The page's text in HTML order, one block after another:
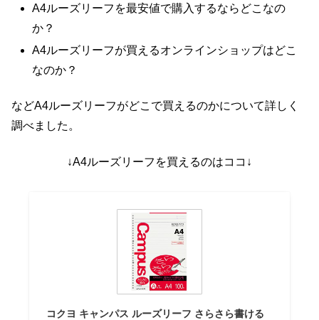
A4ルーズリーフを最安値で購入するならどこなの
か？
A4ルーズリーフが買えるオンラインショップはどこ
なのか？
などA4ルーズリーフがどこで買えるのかについて詳しく
調べました。
↓A4ルーズリーフを買えるのはココ↓
コクヨ キャンパス ルーズリーフ さらさら書ける